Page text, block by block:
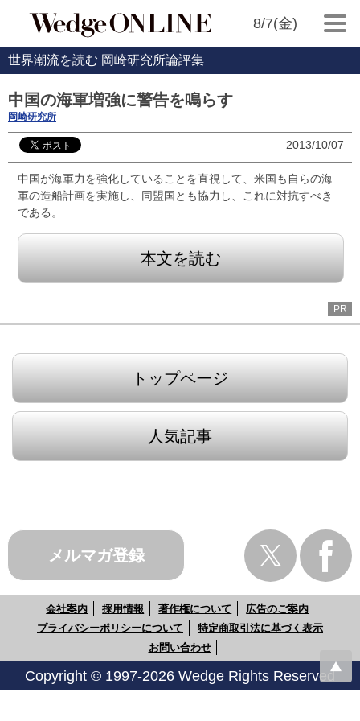
8/7(金)
世界潮流を読む 岡崎研究所論評集
中国の海軍増強に警告を鳴らす
岡崎研究所
2013/10/07
中国が海軍力を強化していることを直視して、米国も自らの海
軍の造船計画を実施し、同盟国とも協力し、これに対抗すべき
である。
本文を読む
PR
トップページ
人気記事
メルマガ登録
会社案内 採用情報 著作権について
広告のご案内
プライバシーポリシーについて
特定商取引法に基づく表示
お問い合わせ
Copyright © 1997-2026 Wedge Rights Reserved